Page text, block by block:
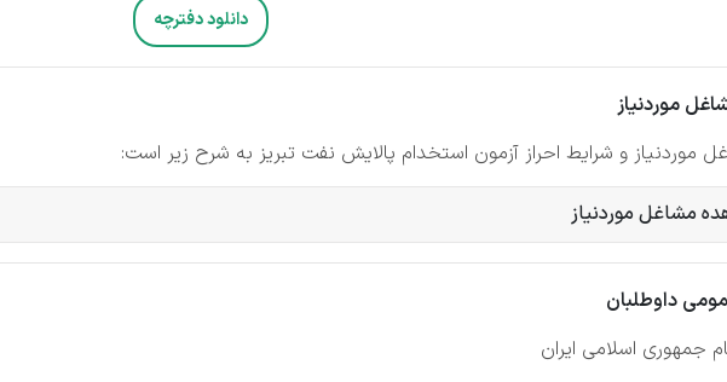
دانلود دفترچه
موردنیاز
موردنیاز و شرایط احراز آزمون استخدام پالایش نفت تبریز به شرح زیر است:
مشاغل موردنیاز
داوطلبان
جمهوری اسلامی‌ ایران